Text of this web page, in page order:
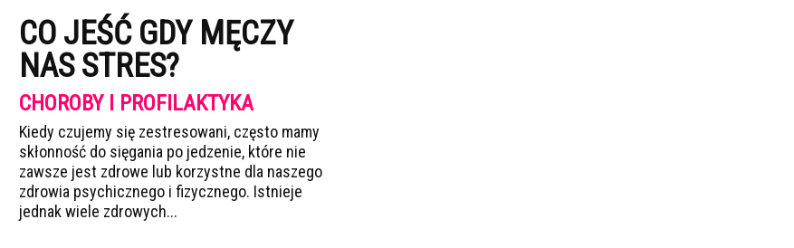
CO JEŚĆ GDY MĘCZY
NAS STRES?
CHOROBY I PROFILAKTYKA
Kiedy czujemy się zestresowani, często mamy
skłonność do sięgania po jedzenie, które nie
zawsze jest zdrowe lub korzystne dla naszego
zdrowia psychicznego i fizycznego. Istnieje
jednak wiele zdrowych...